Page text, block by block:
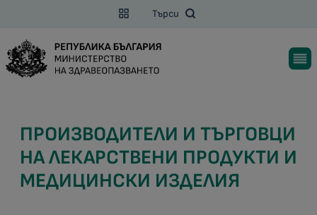
Търси
ПРОИЗВОДИТЕЛИ И ТЪРГОВЦИ
НА ЛЕКАРСТВЕНИ ПРОДУКТИ И
МЕДИЦИНСКИ ИЗДЕЛИЯ